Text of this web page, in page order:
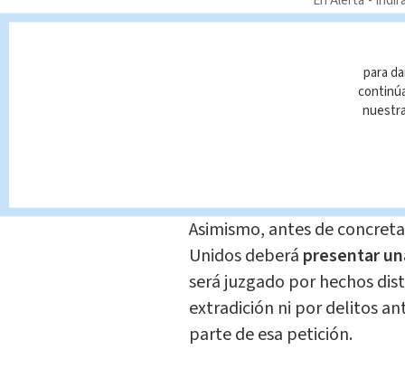
condicionada a que
pendiente en el país.
Asimismo, antes de
Unidos deberá presentar
será juzgado por hechos
extradición ni por delitos
parte de esa petición.
para